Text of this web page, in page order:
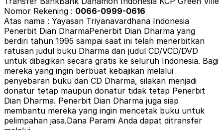
Nomor Rekening : 0066-0999-0616
Atas nama : Yayasan Triyanavardhana Indonesia
Penerbit Dian DharmaPenerbit Dian Dharma yang
berdiri tahun 1995 sampai saat ini telah menerbitkan
ratusan judul buku Dharma dan judul CD/VCD/DVD
untuk dibagikan secara gratis ke seluruh Indonesia. Bagi
mereka yang ingin berbuat kebajikan melalui
penyebaran buku dan CD Dharma, silakan menjadi
donatur tetap maupun donatur tidak tetap Penerbit
Dian Dharma. Penerbit Dian Dharma juga siap
membantu mereka yang ingin mencetak buku untuk
pelimpahan jasa.Dana Parami Anda dapat ditransfer